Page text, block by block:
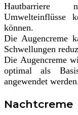
Hautbarriere
Umwelteinflüsse
können.
Die Augencreme
Schwellungen
Die Augencreme
optimal als
angewendet
Nachtcreme